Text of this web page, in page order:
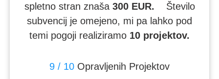
spletno stran znaša 300 EUR. Število
subvencij je omejeno, mi pa lahko pod
temi pogoji realiziramo 10 projektov.
9 / 10 Opravljenih Projektov